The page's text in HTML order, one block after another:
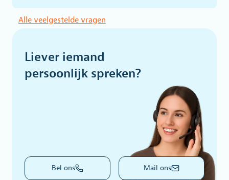
Alle veelgestelde vragen
Liever iemand
persoonlijk spreken?
Bel ons Mail ons